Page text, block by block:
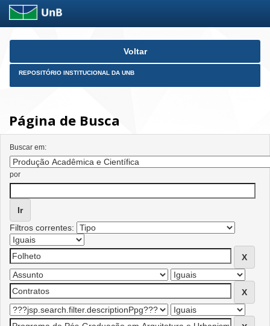
Skip
Voltar
REPOSITÓRIO INSTITUCIONAL DA UNB
Página de Busca
Buscar em:
por
Filtros correntes: